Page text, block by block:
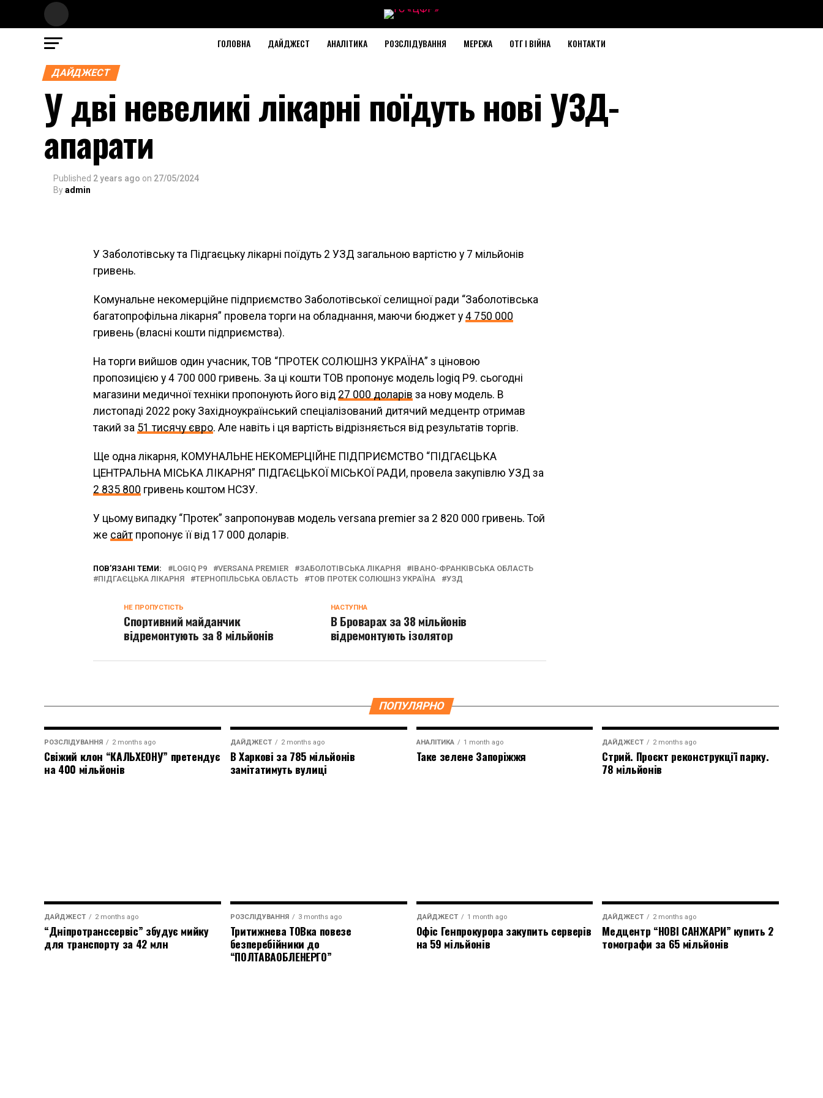
ГОЛОВНА ДАЙДЖЕСТ АНАЛІТИКА РОЗСЛІДУВАННЯ МЕРЕЖА ОТГ І ВІЙНА КОНТАКТИ
ДАЙДЖЕСТ
У дві невеликі лікарні поїдуть нові УЗД-
апарати
Published 2 years ago on 27/05/2024
Byadmin
У Заболотівську та Підгаєцьку лікарні поїдуть 2 УЗД загальною вартістю у 7 мільйонів
гривень.
Комунальне некомерційне підприємство Заболотівської селищної ради “Заболотівська
багатопрофільна лікарня” провела торги на обладнання, маючи бюджет у 4 750 000
гривень (власні кошти підприємства).
На торги вийшов один учасник, ТОВ “ПРОТЕК СОЛЮШНЗ УКРАЇНА” з ціновою
пропозицією у 4 700 000 гривень. За ці кошти ТОВ пропонує модель logiq P9. сьогодні
магазини медичної техніки пропонують його від 27 000 доларів за нову модель. В
листопаді 2022 року Західноукраїнський спеціалізований дитячий медцентр отримав
такий за 51 тисячу євро. Але навіть і ця вартість відрізняється від результатів торгів.
Ще одна лікарня, КОМУНАЛЬНЕ НЕКОМЕРЦІЙНЕ ПІДПРИЄМСТВО “ПІДГАЄЦЬКА
ЦЕНТРАЛЬНА МІСЬКА ЛІКАРНЯ” ПІДГАЄЦЬКОЇ МІСЬКОЇ РАДИ, провела закупівлю УЗД за
2 835 800 гривень коштом НСЗУ.
У цьому випадку “Протек” запропонував модель versana premier за 2 820 000 гривень. Той
же сайт пропонує її від 17 000 доларів.
ПОВ’ЯЗАНІ ТЕМИ: LOGIQ P9 VERSANA PREMIER ЗАБОЛОТІВСЬКА ЛІКАРНЯ
ІВАНО-ФРАНКІВСЬКА ОБЛАСТЬ
ПІДГАЄЦЬКА ЛІКАРНЯ
ТЕРНОПІЛЬСЬКА ОБЛАСТЬ ТОВ ПРОТЕК СОЛЮШНЗ УКРАЇНА УЗД
НАСТУПНА
В Броварах за 38 мільйонів
відремонтують ізолятор
НЕ ПРОПУСТІСТЬ
Спортивний майданчик
відремонтують за 8 мільйонів
ПОПУЛЯРНО
РОЗСЛІДУВАННЯ 2 months ago
Свіжий клон “КАЛЬХЕОНУ” претендує
на 400 мільйонів
ДАЙДЖЕСТ 2 months ago
В Харкові за 785 мільйонів
замітатимуть вулиці
АНАЛІТИКА 1 month ago
Таке зелене Запоріжжя
ДАЙДЖЕСТ 2 months ago
Стрий. Проєкт реконструкції парку.
78 мільйонів
ДАЙДЖЕСТ 2 months ago
“Дніпротранссервіс” збудує мийку
для транспорту за 42 млн
РОЗСЛІДУВАННЯ 3 months ago
Тритижнева ТОВка повезе
безперебійники до
“ПОЛТАВАОБЛЕНЕРГО”
ДАЙДЖЕСТ 1 month ago
Офіс Генпрокурора закупить серверів
на 59 мільйонів
ДАЙДЖЕСТ 2 months ago
Медцентр “НОВІ САНЖАРИ” купить 2
томографи за 65 мільйонів